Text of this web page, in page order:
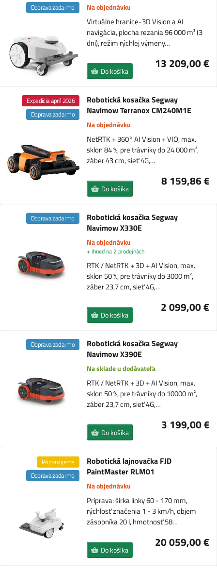
Doprava zadarmo
Na objednávku
Virtuálne hranice-3D Vision a AI
navigácia, plocha rezania 96 000 m² (3
dni), režim rýchlej výmeny…
13 209,00 €
Do košíka
Robotická kosačka Segway
Navimow Terranox CM240M1E
Expedícia apríl 2026
Doprava zadarmo
Na objednávku
NetRTK + 360° AI Vision + VIO, max.
sklon 84 %, pre trávniky do 24 000 m²,
záber 43 cm, sieť 4G,…
8 159,86 €
Do košíka
Robotická kosačka Segway
Navimow X330E
Doprava zadarmo
Na objednávku
+ ihned na 2 prodejnách
RTK / NetRTK + 3D + AI Vision, max.
sklon 50 %, pre trávniky do 3000 m²,
záber 23,7 cm, sieť 4G,…
2 099,00 €
Do košíka
Robotická kosačka Segway
Navimow X390E
Doprava zadarmo
Na sklade u dodávateľa
RTK / NetRTK + 3D + AI Vision, max.
sklon 50 %, pre trávniky do 10000 m²,
záber 23,7 cm, sieť 4G,…
3 199,00 €
Do košíka
Robotická lajnovačka FJD
PaintMaster RLM01
Pripravujeme
Doprava zadarmo
Na objednávku
Príprava: šírka linky 60 - 170 mm,
rýchlosť značenia 1 - 3 km/h, objem
zásobníka 20 l, hmotnosť 58…
20 059,00 €
Do košíka